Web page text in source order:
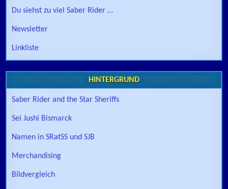
Du siehst zu viel Saber Rider …
Newsletter
Linkliste
HINTERGRUND
Saber Rider and the Star Sheriffs
Sei Jushi Bismarck
Namen in SRatSS und SJB
Merchandising
Bildvergleich